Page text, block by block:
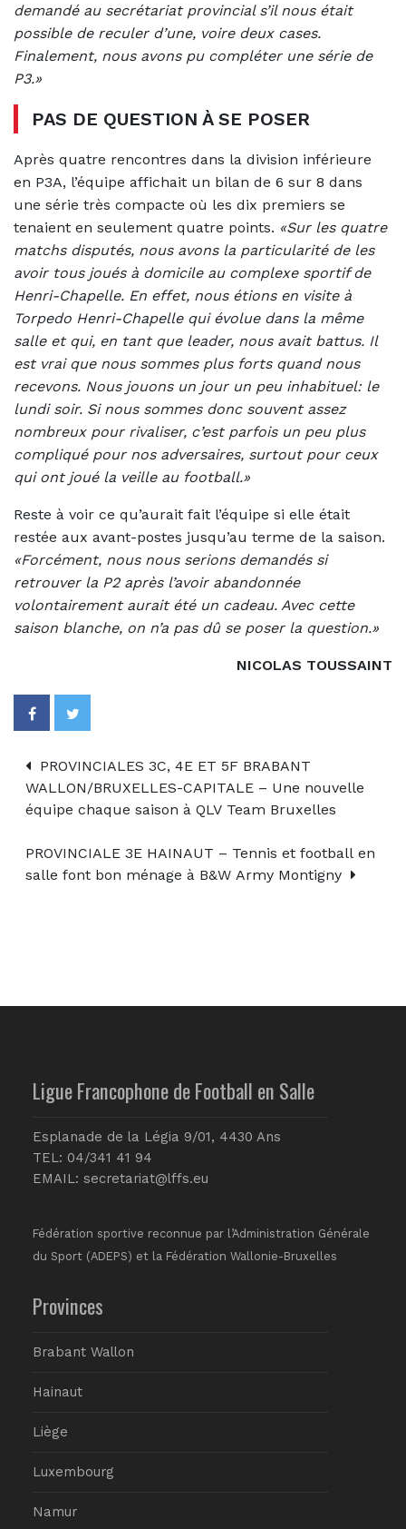
demandé au secrétariat provincial s’il nous était
possible de reculer d’une, voire deux cases.
Finalement, nous avons pu compléter une série de
P3.»
PAS DE QUESTION À SE POSER
Après quatre rencontres dans la division inférieure
en P3A, l’équipe affichait un bilan de 6 sur 8 dans
une série très compacte où les dix premiers se
tenaient en seulement quatre points. «Sur les quatre
matchs disputés, nous avons la particularité de les
avoir tous joués à domicile au complexe sportif de
Henri-Chapelle. En effet, nous étions en visite à
Torpedo Henri-Chapelle qui évolue dans la même
salle et qui, en tant que leader, nous avait battus. Il
est vrai que nous sommes plus forts quand nous
recevons. Nous jouons un jour un peu inhabituel: le
lundi soir. Si nous sommes donc souvent assez
nombreux pour rivaliser, c’est parfois un peu plus
compliqué pour nos adversaires, surtout pour ceux
qui ont joué la veille au football.»
Reste à voir ce qu’aurait fait l’équipe si elle était
restée aux avant-postes jusqu’au terme de la saison.
«Forcément, nous nous serions demandés si
retrouver la P2 après l’avoir abandonnée
volontairement aurait été un cadeau. Avec cette
saison blanche, on n’a pas dû se poser la question.»
NICOLAS TOUSSAINT
PROVINCIALES 3C, 4E ET 5F BRABANT
WALLON/BRUXELLES-CAPITALE – Une nouvelle
équipe chaque saison à QLV Team Bruxelles
PROVINCIALE 3E HAINAUT – Tennis et football en
salle font bon ménage à B&W Army Montigny
Ligue Francophone de Football en Salle
Esplanade de la Légia 9/01, 4430 Ans
TEL: 04/341 41 94
EMAIL: secretariat@lffs.eu
Fédération sportive reconnue par l’Administration Générale
du Sport (ADEPS) et la Fédération Wallonie-Bruxelles
Provinces
Brabant Wallon
Hainaut
Liège
Luxembourg
Namur